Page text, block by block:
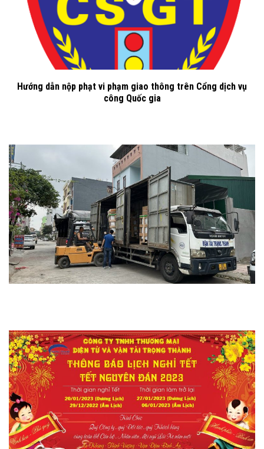
Hướng dẫn nộp phạt vi phạm giao thông trên Cổng dịch vụ
công Quốc gia